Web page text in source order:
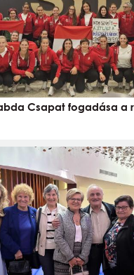
Csapat fogadása a